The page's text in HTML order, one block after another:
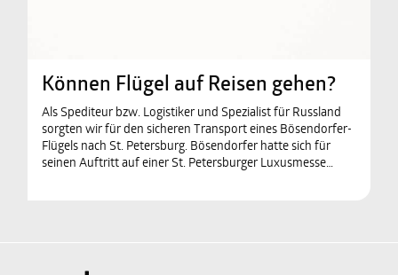
Können Flügel auf Reisen gehen?
Als Spediteur bzw. Logistiker und Spezialist für Russland
sorgten wir für den sicheren Transport eines Bösendorfer-
Flügels nach St. Petersburg. Bösendorfer hatte sich für
seinen Auftritt auf einer St. Petersburger Luxusmesse…